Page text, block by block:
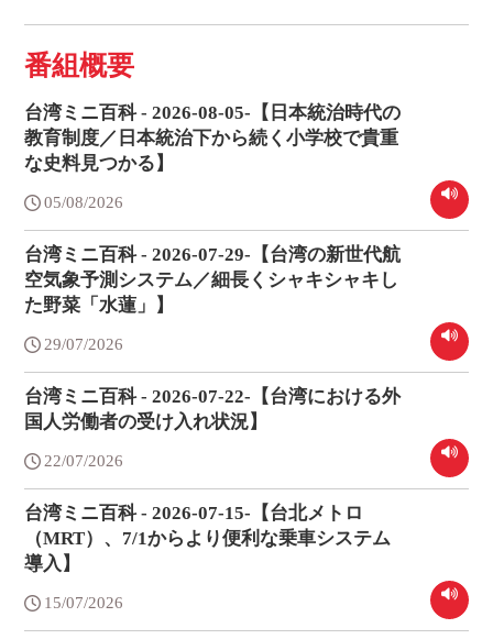
番組概要
台湾ミニ百科 - 2026-08-05-【日本統治時代の
教育制度／日本統治下から続く小学校で貴重
な史料見つかる】
05/08/2026
台湾ミニ百科 - 2026-07-29-【台湾の新世代航
空気象予測システム／細長くシャキシャキし
た野菜「水蓮」】
29/07/2026
台湾ミニ百科 - 2026-07-22-【台湾における外
国人労働者の受け入れ状況】
22/07/2026
台湾ミニ百科 - 2026-07-15-【台北メトロ
（MRT）、7/1からより便利な乗車システム
導入】
15/07/2026